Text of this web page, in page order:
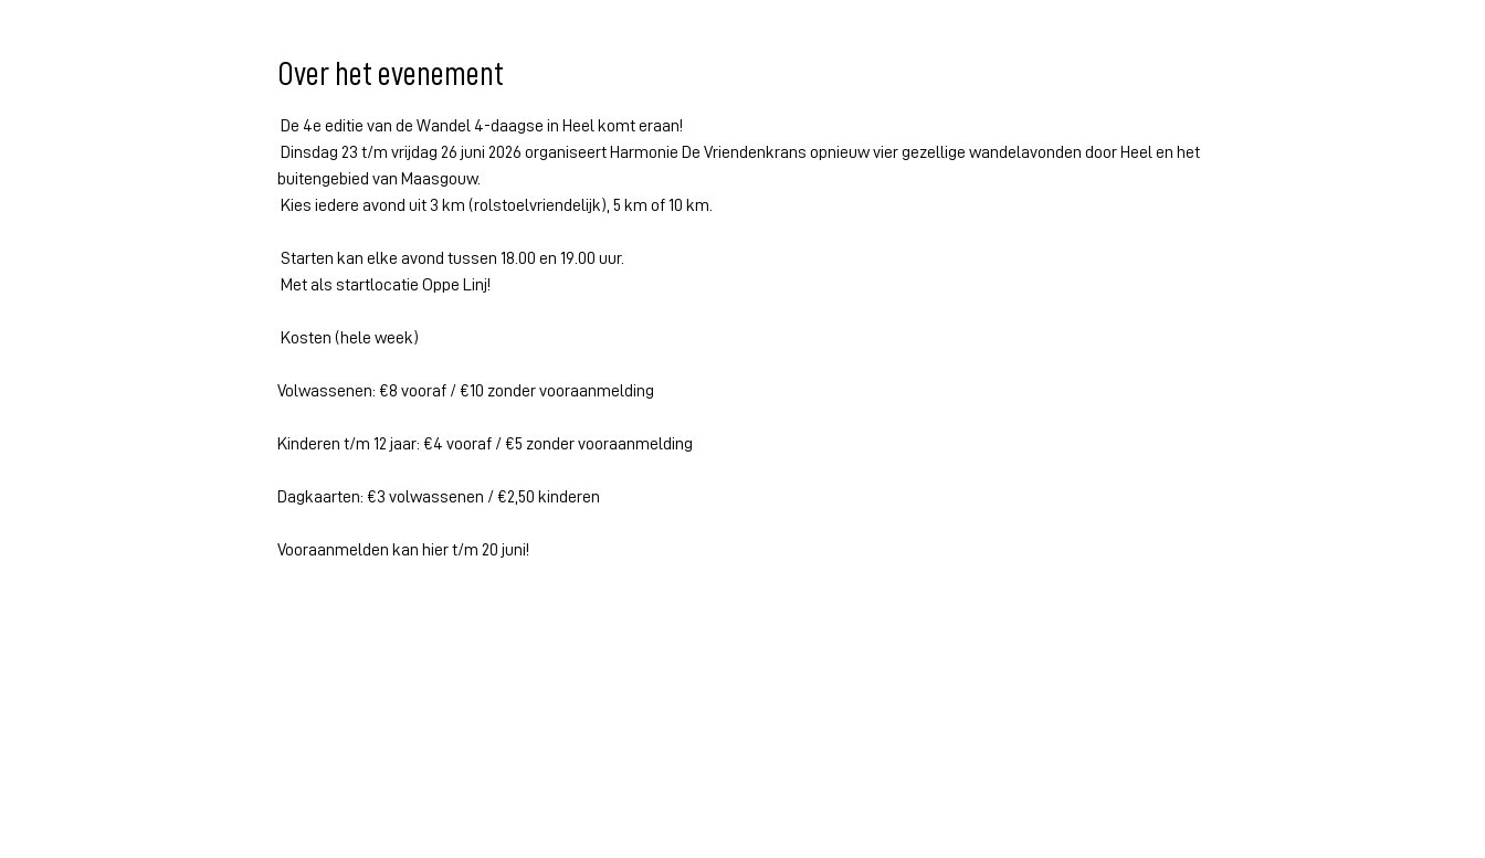
Over het evenement
De 4e editie van de Wandel 4-daagse in Heel komt eraan!
buitengebied van Maasgouw.
Kies iedere avond uit 3 km (rolstoelvriendelijk), 5 km of 10 km.
Starten kan elke avond tussen 18.00 en 19.00 uur.
Met als startlocatie Oppe Linj!
Kosten (hele week)
Volwassenen: €8 vooraf / €10 zonder vooraanmelding
Kinderen t/m 12 jaar: €4 vooraf / €5 zonder vooraanmelding
Dagkaarten: €3 volwassenen / €2,50 kinderen
Vooraanmelden kan hier t/m 20 juni!